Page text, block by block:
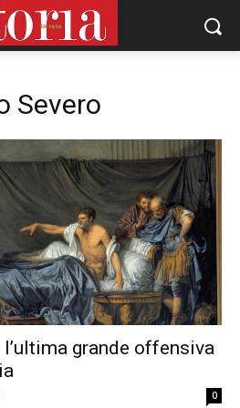
Severo
grande offensiva
0